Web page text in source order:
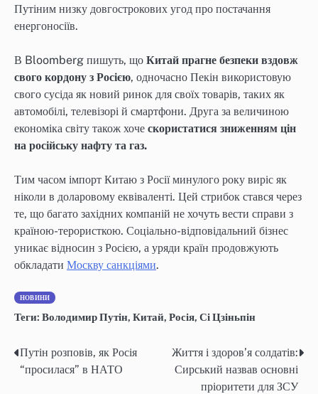
Путіним низку довгострокових угод про постачання
енергоносіїв.
В Bloomberg пишуть, що Китай прагне безпеки вздовж
свого кордону з Росією, одночасно Пекін використовую
свого сусіда як новий ринок для своїх товарів, таких як
автомобілі, телевізорі й смартфони. Друга за величиною
економіка світу також хоче скористатися зниженням цін
на російську нафту та газ.
Тим часом імпорт Китаю з Росії минулого року виріс як
ніколи в доларовому еквіваленті. Цей стрибок стався через
те, що багато західних компаній не хочуть вести справи з
країною-терористкою. Соціально-відповідальний бізнес
уникає відносин з Росією, а уряди країн продовжують
обкладати Москву санкціями.
НОВИНИ
Теги: Володимир Путін, Китай, Росія, Сі Цзіньпін
Post
navigation
Путін розповів, як Росія
“просилася” в НАТО
Життя і здоров’я солдатів:
Сирський назвав основні
пріоритети для ЗСУ